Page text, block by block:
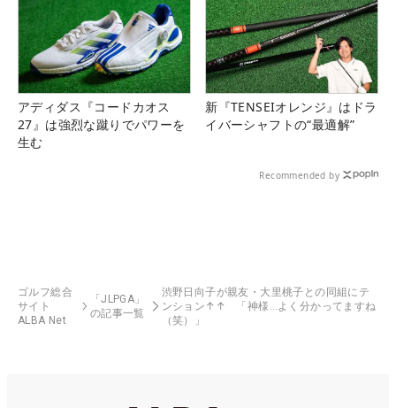
アディダス『コードカオス
27』は強烈な蹴りでパワーを
生む
新『TENSEIオレンジ』はドラ
イバーシャフトの“最適解”
Recommended by
ゴルフ総合
サイト
ALBA Net
「JLPGA」
の記事一覧
渋野日向子が親友・大里桃子との同組にテ
ンション↑↑ 「神様…よく分かってますね
（笑）」